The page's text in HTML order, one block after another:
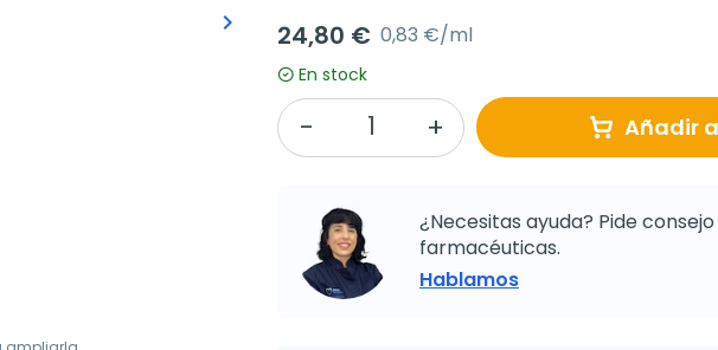
Siguiente
keyboard_arrow_right 24,80 € 0,83 €/ml
En stock
Añadir
¿Necesitas ayuda? Pide
farmacéuticas.
Hablamos